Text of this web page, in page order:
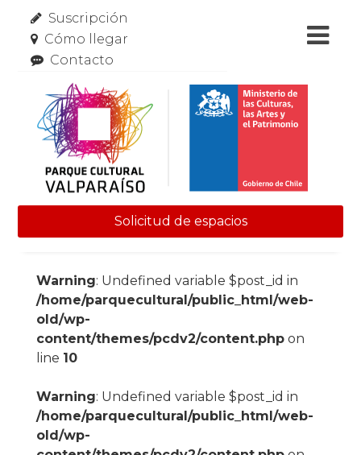
Suscripción
Cómo llegar
Contacto
Solicitud de espacios
Warning: Undefined variable $post_id in
/home/parquecultural/public_html/web-
old/wp-
content/themes/pcdv2/content.phpon
line 10
Warning: Undefined variable $post_id in
/home/parquecultural/public_html/web-
old/wp-